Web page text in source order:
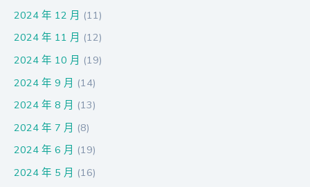
2024 年 12 月 (11)
2024 年 11 月 (12)
2024 年 10 月 (19)
2024 年 9 月 (14)
2024 年 8 月 (13)
2024 年 7 月 (8)
2024 年 6 月 (19)
2024 年 5 月 (16)